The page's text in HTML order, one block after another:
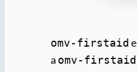
omv-firstaid
a omv-firstaid